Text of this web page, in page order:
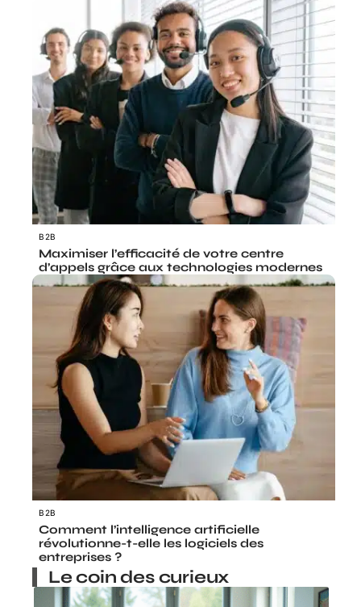
B2B
Maximiser l’efficacité de votre centre
d’appels grâce aux technologies modernes
B2B
Comment l’intelligence artificielle
révolutionne-t-elle les logiciels des
entreprises ?
Le coin des curieux